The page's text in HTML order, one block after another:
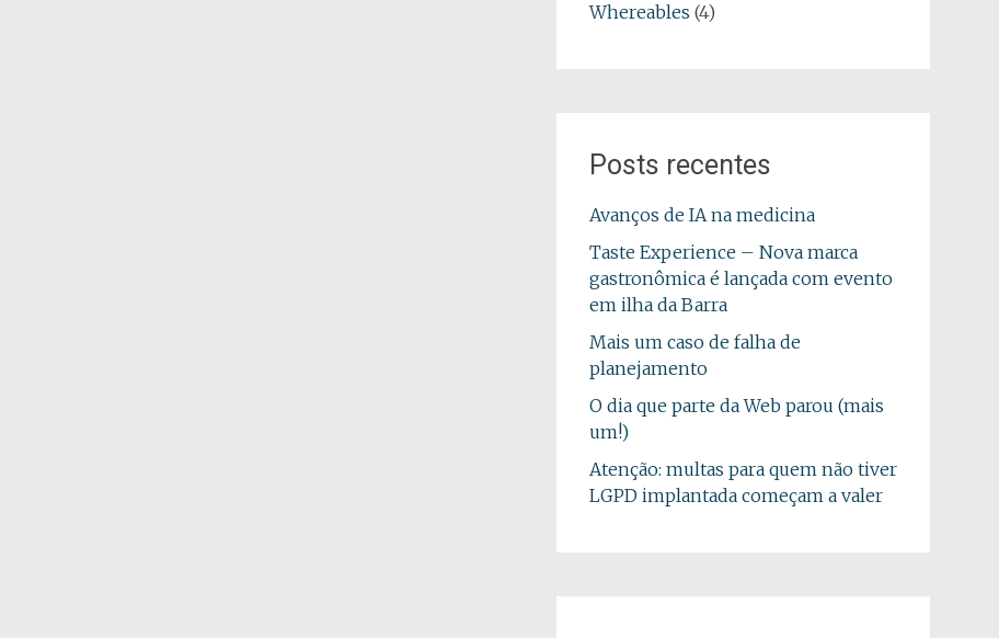
Whereables (4)
Posts recentes
Avanços de IA na medicina
Taste Experience – Nova marca
gastronômica é lançada com evento
em ilha da Barra
Mais um caso de falha de
planejamento
O dia que parte da Web parou (mais
um!)
Atenção: multas para quem não tiver
LGPD implantada começam a valer